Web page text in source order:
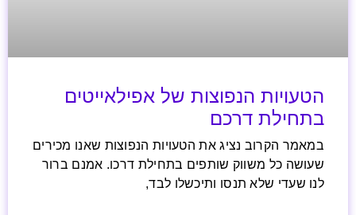
הטעויות הנפוצות של אפילאייטים
בתחילת דרכם
במאמר הקרוב נציג את הטעויות הנפוצות שאנו מכירים
שעושה כל משווק שותפים בתחילת דרכו. אמנם ברור
לנו שעדי שלא תנסו ותיכשלו לבד,